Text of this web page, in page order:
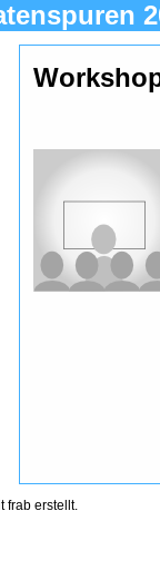
frab erstellt.